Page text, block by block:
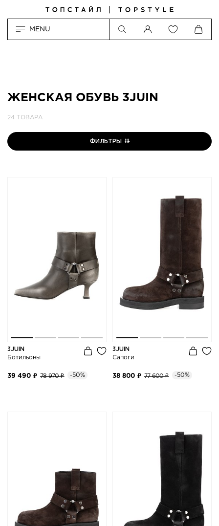
MENU
ЖЕНСКАЯ ОБУВЬ 3JUIN
24 ТОВАРА
ФИЛЬТРЫ
3JUIN
Ботильоны
39 490 ₽ 78 970 ₽ -50%
3JUIN
Сапоги
38 800 ₽ 77 600 ₽ -50%